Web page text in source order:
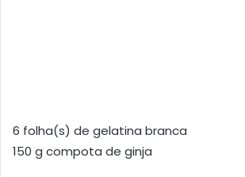
6 folha(s) de gelatina branca
150 g compota de ginja